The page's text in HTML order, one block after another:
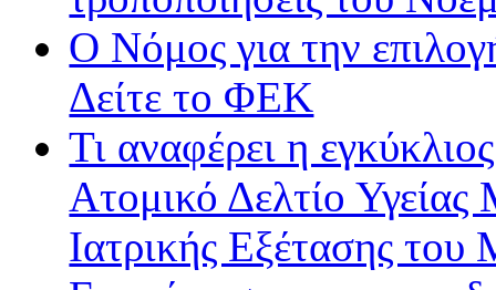
Ο Νόμος για την
Δείτε το ΦΕΚ
Τι αναφέρει η
Ατομικό Δελτίο
Ιατρικής Εξέτασης